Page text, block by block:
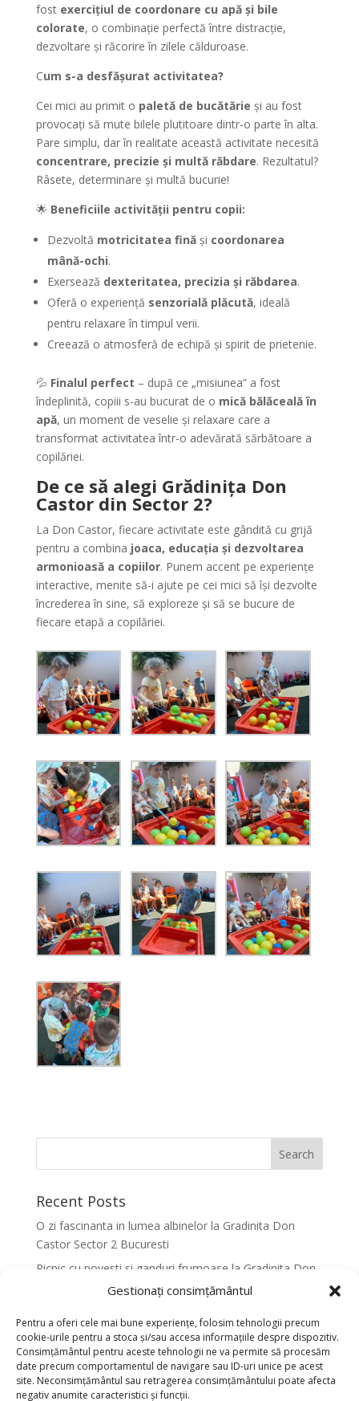
Gestionați consimțământul
Pentru a oferi cele mai bune experiențe, folosim tehnologii precum
cookie-urile pentru a stoca și/sau accesa informațiile despre dispozitiv.
Consimțământul pentru aceste tehnologii ne va permite să procesăm
date precum comportamentul de navigare sau ID-uri unice pe acest
site. Neconsimțământul sau retragerea consimțământului poate afecta
negativ anumite caracteristici și funcții.
fost exercițiul de coordonare cu apă și bile
colorate, o combinație perfectă între distracție,
dezvoltare și răcorire în zilele călduroase.
Cum s-a desfășurat activitatea?
Cei mici au primit o paletă de bucătărie și au fost
provocați să mute bilele plutitoare dintr-o parte în alta.
Pare simplu, dar în realitate această activitate necesită
concentrare, precizie și multă răbdare. Rezultatul?
Râsete, determinare și multă bucurie!
🌟 Beneficiile activității pentru copii:
Dezvoltă motricitatea finăși coordonarea
mână-ochi.
Exersează dexteritatea, precizia și răbdarea.
Oferă o experiență senzorială plăcută, ideală
pentru relaxare în timpul verii.
Creează o atmosferă de echipă și spirit de prietenie.
💦 Finalul perfect – după ce „misiunea” a fost
îndeplinită, copiii s-au bucurat de o mică bălăceală în
apă, un moment de veselie și relaxare care a
transformat activitatea într-o adevărată sărbătoare a
copilăriei.
De ce să alegi Grădinița Don
Castor din Sector 2?
La Don Castor, fiecare activitate este gândită cu grijă
pentru a combina joaca, educația și dezvoltarea
armonioasă a copiilor. Punem accent pe experiențe
interactive, menite să-i ajute pe cei mici să își dezvolte
încrederea în sine, să exploreze și să se bucure de
fiecare etapă a copilăriei.
Recent Posts
O zi fascinanta in lumea albinelor la Gradinita Don
Castor Sector 2 Bucuresti
Picnic cu povesti si ganduri frumoase la Gradinita Don
Castor Sector 2 Bucuresti
Bucuresti
Activitati senzoriale creative pentru dezvoltarea
armonioasa a copiilor la Gradinita Don Castor Sector 2
Bucuresti